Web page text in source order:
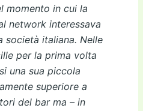
momento in cui la
network interessava
società italiana. Nelle
per la prima volta
una sua piccola
superiore a
del bar ma – in